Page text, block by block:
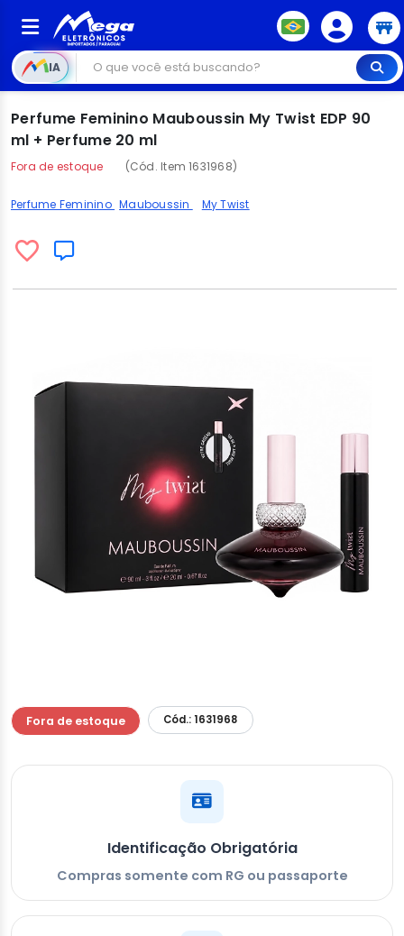
IA
Perfume Feminino Mauboussin My Twist EDP 90
ml + Perfume 20 ml
Fora de estoque (Cód. Item 1631968)
Perfume Feminino Mauboussin My Twist
Fora de estoque Cód.: 1631968
Identificação Obrigatória
Compras somente com RG ou passaporte